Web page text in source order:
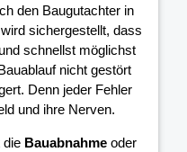
den Baugutachter in
sichergestellt, dass
schnellst möglichst
nicht gestört
Denn jeder Fehler
und ihre Nerven.
die Bauabnahme oder